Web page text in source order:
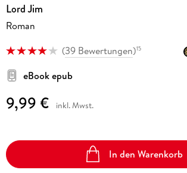
Lord Jim
Roman
(39 Bewertungen)15
eBook epub
9,99 € inkl. Mwst.
In den Warenkorb